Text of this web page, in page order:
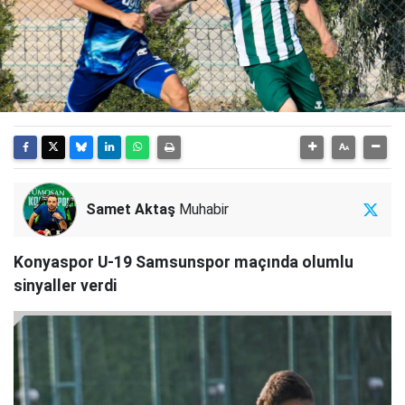
Samet Aktaş Muhabir
Konyaspor U-19 Samsunspor maçında olumlu
sinyaller verdi